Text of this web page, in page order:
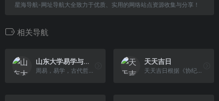
星海导航-网址导航大全致力于优质、实用的网络站点资源收集与分享！
相关导航
山东大学易学与中国古代哲学研究中心
周易，易学，古代哲学，山东大学，山东大学易学与古代哲学研究中心，周易研究
天天吉日
天天吉日根据《协纪辨方书》、《玉匣记》等，为提供吉日吉时查询、万年历黄道吉日、老黄历吉日查询，查看全年吉日，黄道吉日一览表等。